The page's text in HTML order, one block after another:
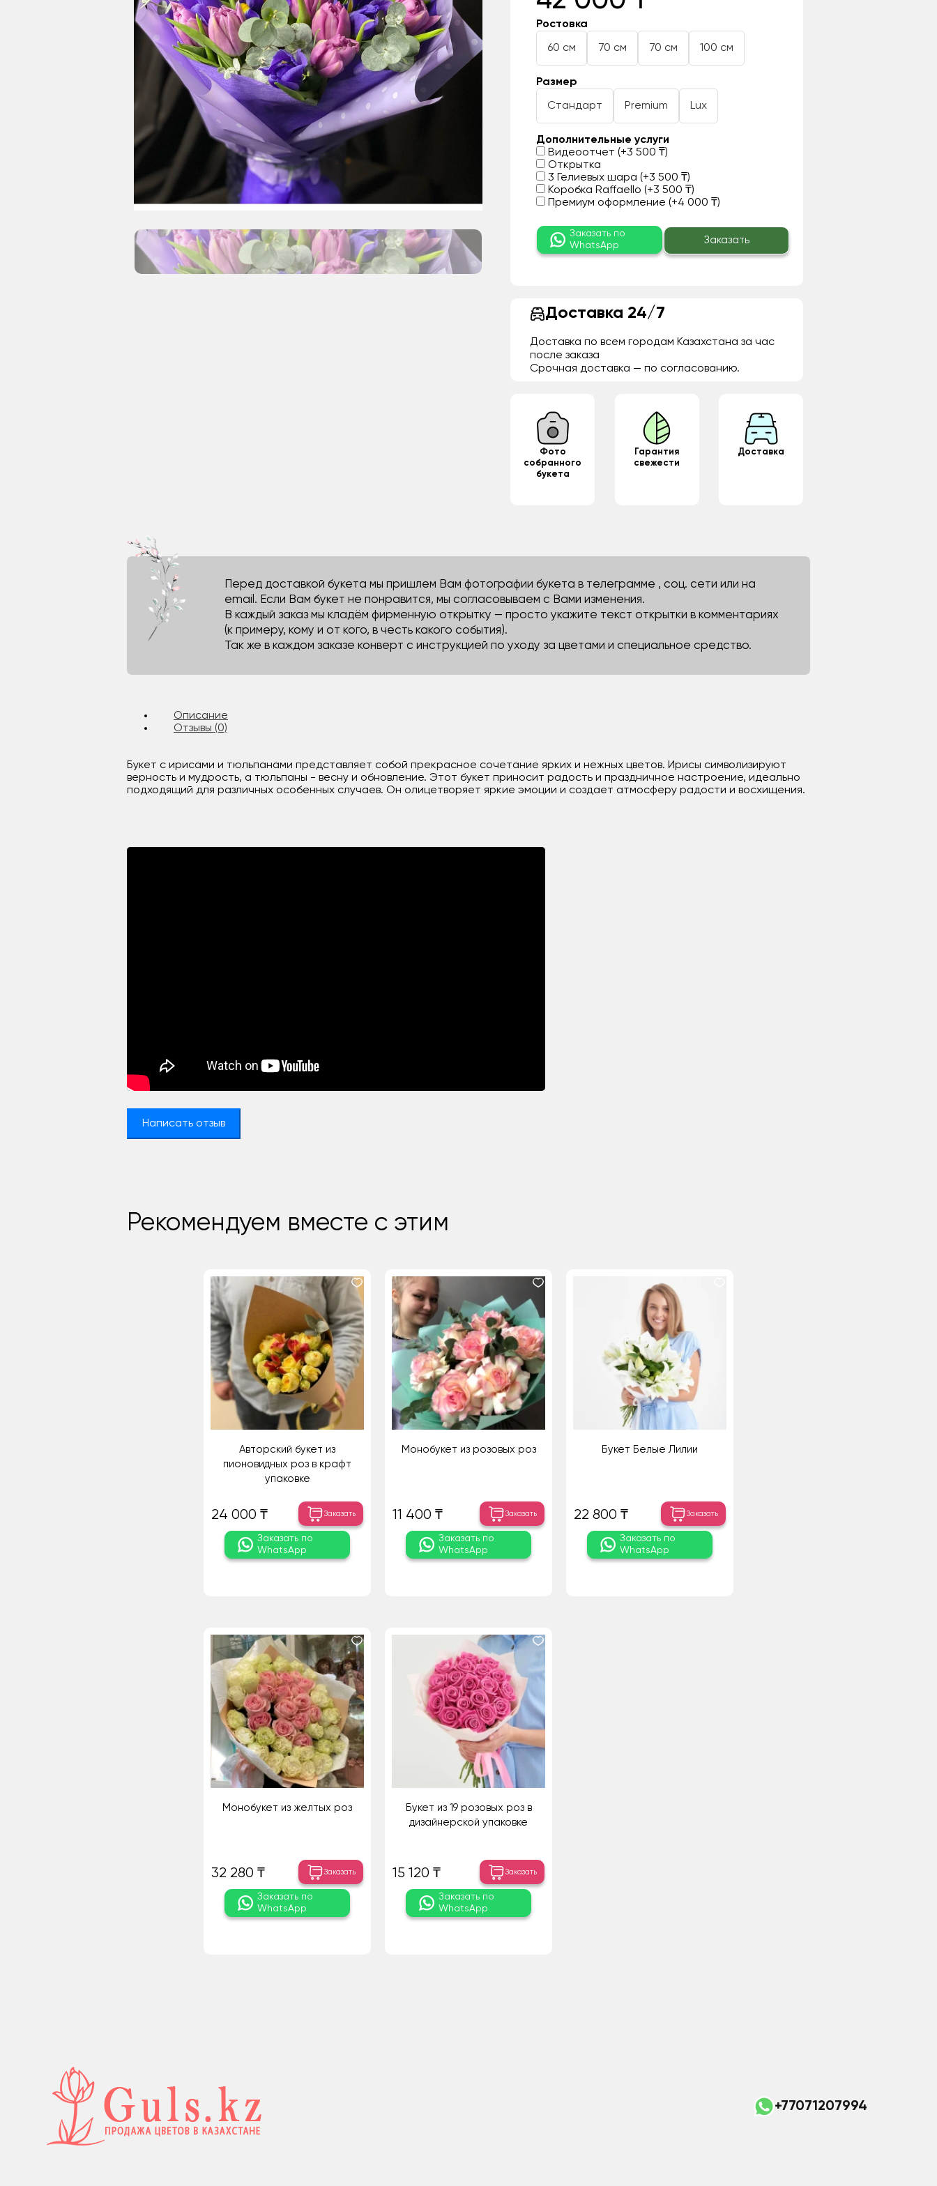
Ростовка
60 см 70 см 70 см 100 см
Размер
Стандарт Premium Lux
Дополнительные услуги
Видеоотчет (+3 500 ₸)
Открытка
3 Гелиевых шара (+3 500 ₸)
Коробка Raffaello (+3 500 ₸)
Премиум оформление (+4 000 ₸)
Заказать по
WhatsApp
Заказать
Доставка 24/7
Доставка по всем городам Казахстана за час
после заказа
Срочная доставка — по согласованию.
Фото
собранного
букета
Гарантия
свежести
Доставка
Перед доставкой букета мы пришлем Вам фотографии букета в телеграмме , соц. сети или на
email. Если Вам букет не понравится, мы согласовываем с Вами изменения.
В каждый заказ мы кладём фирменную открытку — просто укажите текст открытки в комментариях
(к примеру, кому и от кого, в честь какого события).
Так же в каждом заказе конверт с инструкцией по уходу за цветами и специальное средство.
Описание
Отзывы (0)
Букет с ирисами и тюльпанами представляет собой прекрасное сочетание ярких и нежных цветов. Ирисы символизируют
верность и мудрость, а тюльпаны - весну и обновление. Этот букет приносит радость и праздничное настроение, идеально
подходящий для различных особенных случаев. Он олицетворяет яркие эмоции и создает атмосферу радости и восхищения.
Написать отзыв
Рекомендуем вместе с этим
Авторский букет из
пионовидных роз в крафт
упаковке
24 000 ₸ Заказать
Заказать по
WhatsApp
Монобукет из розовых роз
11 400 ₸ Заказать
Заказать по
WhatsApp
Букет Белые Лилии
22 800 ₸ Заказать
Заказать по
WhatsApp
Монобукет из желтых роз
32 280 ₸ Заказать
Заказать по
WhatsApp
Букет из 19 розовых роз в
дизайнерской упаковке
15 120 ₸ Заказать
Заказать по
WhatsApp
+77071207994